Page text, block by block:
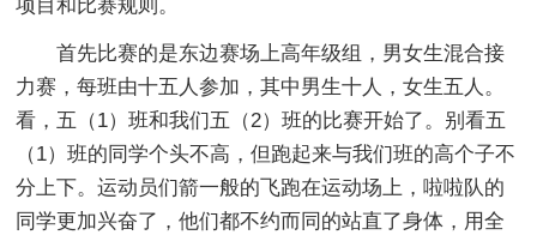
项目和比赛规则。
首先比赛的是东边赛场上高年级组，男女生混合接
力赛，每班由十五人参加，其中男生十人，女生五人。
看，五（1）班和我们五（2）班的比赛开始了。别看五
（1）班的同学个头不高，但跑起来与我们班的高个子不
分上下。运动员们箭一般的飞跑在运动场上，啦啦队的
同学更加兴奋了，他们都不约而同的站直了身体，用全